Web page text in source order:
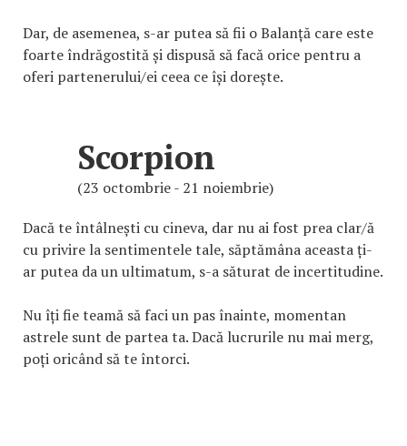
Dar, de asemenea, s-ar putea să fii o Balanță care este
foarte îndrăgostită și dispusă să facă orice pentru a
oferi partenerului/ei ceea ce își dorește.
Scorpion
(23 octombrie - 21 noiembrie)
Dacă te întâlnești cu cineva, dar nu ai fost prea clar/ă
cu privire la sentimentele tale, săptămâna aceasta ți-
ar putea da un ultimatum, s-a săturat de incertitudine.
Nu îți fie teamă să faci un pas înainte, momentan
astrele sunt de partea ta. Dacă lucrurile nu mai merg,
poți oricând să te întorci.